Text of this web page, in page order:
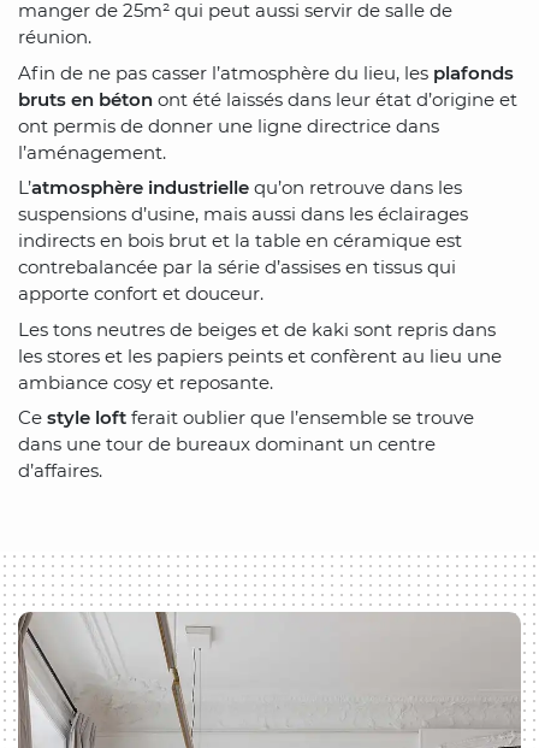
manger de 25m² qui peut aussi servir de salle de
réunion.
Afin de ne pas casser l’atmosphère du lieu, les plafonds
bruts en béton ont été laissés dans leur état d’origine et
ont permis de donner une ligne directrice dans
l’aménagement.
L’atmosphère industrielle qu’on retrouve dans les
suspensions d’usine, mais aussi dans les éclairages
indirects en bois brut et la table en céramique est
contrebalancée par la série d’assises en tissus qui
apporte confort et douceur.
Les tons neutres de beiges et de kaki sont repris dans
les stores et les papiers peints et confèrent au lieu une
ambiance cosy et reposante.
Ce style loft ferait oublier que l’ensemble se trouve
dans une tour de bureaux dominant un centre
d’affaires.